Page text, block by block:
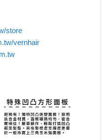
store
vernhair